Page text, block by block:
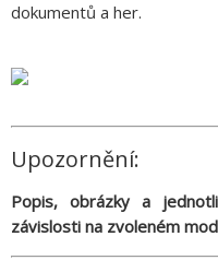
dokumentů a her.
Upozornění:
Popis, obrázky a
závislosti na zvoleném